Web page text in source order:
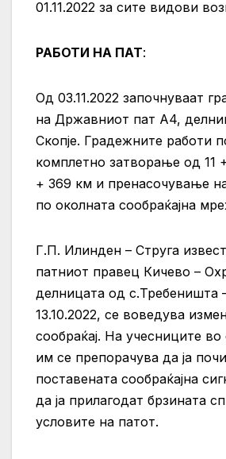
01.11.2022 за сите видови
РАБОТИ НА ПАТ:
Од 03.11.2022 започнуваат
на Државниот пат А4,
Скопје. Градежните работи
комплетно затворање од 11
+ 369 км и пренасочување
по околната сообраќајна
Г.П. Илинден – Струга
патниот правец Кичево –
делницата од с.Требеништа
13.10.2022, се воведува
сообраќај. На учесниците во
им се препорачува да ја
поставената сообраќајна
да ја прилагодат брзината
условите на патот.